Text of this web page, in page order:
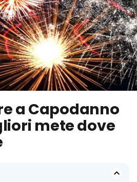
a Capodanno
mete dove